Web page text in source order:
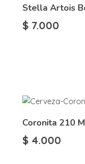
Stella Artois
$ 7.000
Coronita 210
$ 4.000